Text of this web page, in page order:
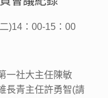
)14：00-15：00
一社大主任陳敏
長青主任許勇智(請